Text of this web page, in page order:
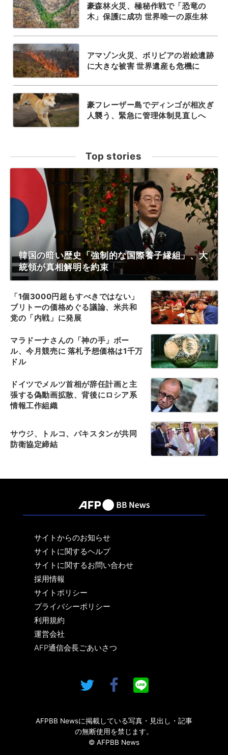
豪森林火災、極秘作戦で「恐竜の
木」保護に成功 世界唯一の原生林
アマゾン火災、ボリビアの岩絵遺跡
に大きな被害 世界遺産も危機に
豪フレーザー島でディンゴが相次ぎ
人襲う、緊急に管理体制見直しへ
Top stories
韓国の暗い歴史「強制的な国際養子縁組」、大
統領が真相解明を約束
「1個3000円超もすべきではない」
ブリトーの価格めぐる議論、米共和
党の「内戦」に発展
マラドーナさんの「神の手」ボー
ル、今月競売に 落札予想価格は1千万
ドル
ドイツでメルツ首相が辞任計画と主
張する偽動画拡散、背後にロシア系
情報工作組織
サウジ、トルコ、パキスタンが共同
防衛協定締結
サイトからのお知らせ
サイトに関するヘルプ
サイトに関するお問い合わせ
採用情報
サイトポリシー
プライバシーポリシー
利用規約
運営会社
AFP通信会長ごあいさつ
AFPBB Newsに掲載している写真・見出し・記事
の無断使用を禁じます。
© AFPBB News